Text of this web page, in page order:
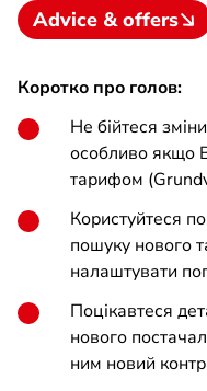
Advice & offers
Коротко про голов:
Не бійтеся
особливо якщо
тарифом
Користуйтеся
пошуку нового
налаштувати
Поцікавтеся
нового
ним новий